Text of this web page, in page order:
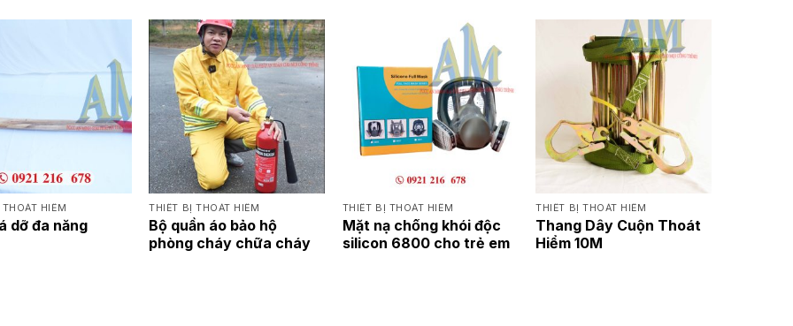
HIỂM
dỡ đa năng
THIẾT BỊ THOÁT HIỂM
Bộ quần áo bảo hộ
phòng cháy chữa cháy
THIẾT BỊ THOÁT HIỂM
Mặt nạ chống khói độc
silicon 6800 cho trẻ em
THIẾT BỊ THOÁT HIỂM
Thang Dây Cuộn Thoát
Hiểm 10M